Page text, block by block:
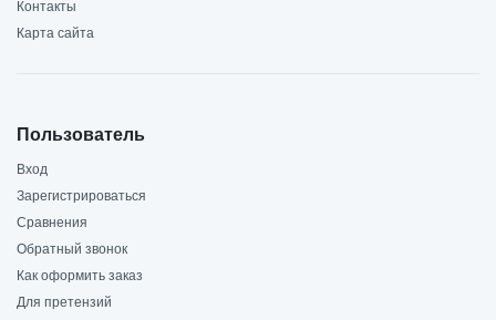
Контакты
Карта сайта
Пользователь
Вход
Зарегистрироваться
Сравнения
Обратный звонок
Как оформить заказ
Для претензий